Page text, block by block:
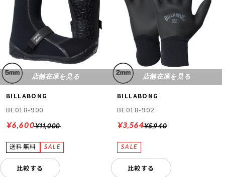
店舗在庫を見る
BILLABONG
BE018-900
¥11,000
¥6,600
比較する
店舗在庫を見る
BILLABONG
BE018-902
¥5,940
¥3,564
比較する